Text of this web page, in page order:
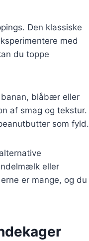
Den klassiske
med
du toppe
banan, blåbær eller
af smag og tekstur.
som fyld.
eller
er mange, og du